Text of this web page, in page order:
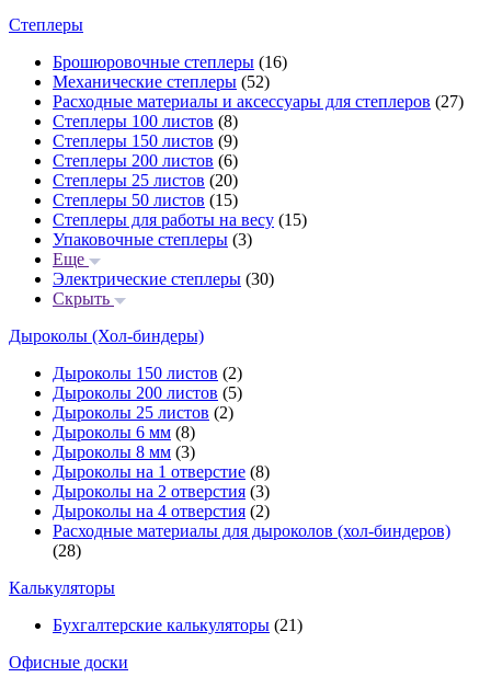
Степлеры
Брошюровочные степлеры (16)
Механические степлеры (52)
Расходные материалы и аксессуары для степлеров (27)
Степлеры 100 листов (8)
Степлеры 150 листов (9)
Степлеры 200 листов (6)
Степлеры 25 листов (20)
Степлеры 50 листов (15)
Степлеры для работы на весу (15)
Упаковочные степлеры (3)
Еще
Электрические степлеры (30)
Скрыть
Дыроколы (Хол-биндеры)
Дыроколы 150 листов (2)
Дыроколы 200 листов (5)
Дыроколы 25 листов (2)
Дыроколы 6 мм (8)
Дыроколы 8 мм (3)
Дыроколы на 1 отверстие (8)
Дыроколы на 2 отверстия (3)
Дыроколы на 4 отверстия (2)
Расходные материалы для дыроколов (хол-биндеров)
(28)
Калькуляторы
Бухгалтерские калькуляторы (21)
Офисные доски